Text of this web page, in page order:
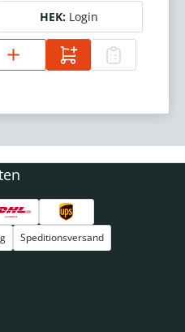
HEK: Login
Speditionsversand